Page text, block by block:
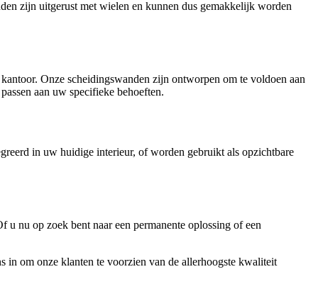
zijn uitgerust met wielen en kunnen dus gemakkelijk worden
Onze scheidingswanden zijn ontworpen om te voldoen aan
aan uw specifieke behoeften.
in uw huidige interieur, of worden gebruikt als opzichtbare
nu op zoek bent naar een permanente oplossing of een
in om onze klanten te voorzien van de allerhoogste kwaliteit